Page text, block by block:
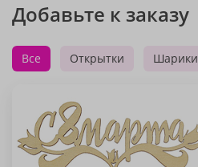
Добавьте к заказу
Все Открытки Шарики